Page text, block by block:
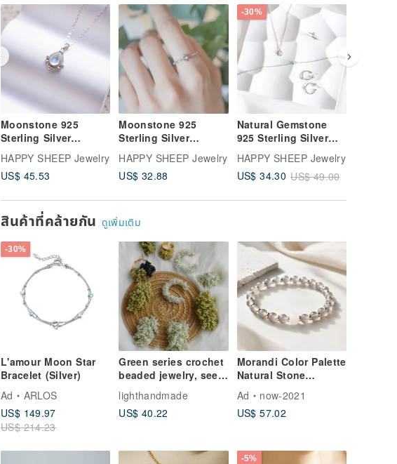
Moonstone 925
Sterling Silver
Baroque Necklace
HAPPY SHEEP Jewelry
US$ 45.53
Moonstone 925
Sterling Silver
Elegant Regal-Style
Ring, Adjustable
Ring
HAPPY SHEEP Jewelry
US$ 32.88
-30%
Natural Gemstone
925 Sterling Silver
Jewelry Lucky Bag
Jewelry Set of 2
Lucky Bag Goody
HAPPY SHEEP Jewelry
US$ 34.30 US$ 49.00
สินค้าที่คล้ายกัน ดูเพิ่มเติม
-30%
L'amour Moon Star
Bracelet (Silver)
Ad
ARLOS
US$ 149.97
US$ 214.23
Green series crochet
beaded jewelry, seed
bead woven earrings,
ear studs, Japanese
style crochet beaded,
lighthandmade
US$ 40.22
Morandi Color Palette
Natural Stone
Bracelet | Mist Grey
Agate & Tianshan
Jade | Minimalist &
Ad
now-2021
US$ 57.02
-5%